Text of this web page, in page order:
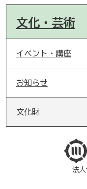
文化・芸術
イベント・講座
お知らせ
文化財
法人